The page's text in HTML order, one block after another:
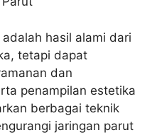
hasil alami dari
tetapi dapat
dan
penampilan estetika
berbagai teknik
jaringan parut